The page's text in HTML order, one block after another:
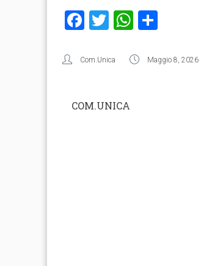
Facebook
TwitterWhatsApp
Com.Unica Maggio 8, 2026
COM.UNICA